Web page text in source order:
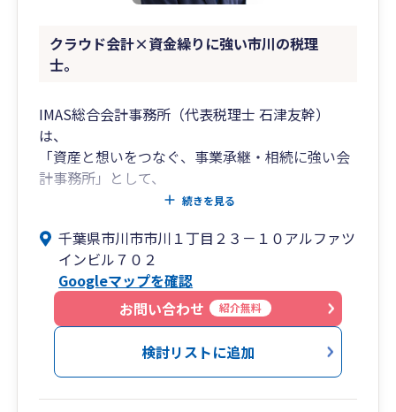
クラウド会計×資金繰りに強い市川の税理
士。
IMAS総合会計事務所（代表税理士 石津友幹）
は、
「資産と想いをつなぐ、事業承継・相続に強い会
計事務所」として、
中小企業オーナー様や資産家の“経営と家族を守
会社の未来を見据えた株式承継・後継者育成・相
続税対策を中心に、
財務・税務・法務を一体化した総合プランニング
を提供。
経営者様の想いを次世代へ確実に引き継ぐための
最適な解決策をご提案いたします。
続きを見る
千葉県市川市市川１丁目２３－１０アルファツ
インビル７０２
Googleマップを確認
お問い合わせ
紹介無料
検討リストに追加